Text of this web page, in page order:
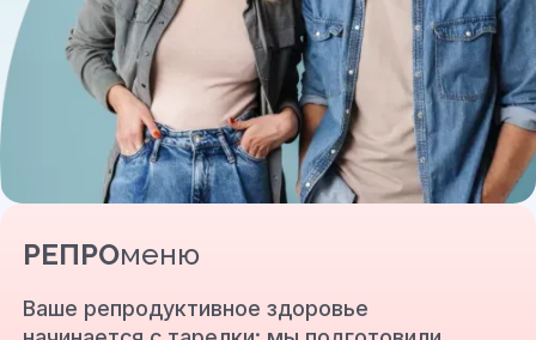
РЕПРОменю
Ваше репродуктивное здоровье